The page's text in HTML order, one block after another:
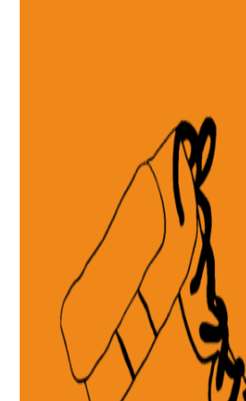
Ce niveau s’adresse aux danseurs confirmés,
Vous avez participé à des ateliers et
compétitions. Vous allez danser fréquente ment,
confortable a tous les tempos. Vous êtes capable
Votre connexion est solide et vous utilisez
d’enrichir votre danse avec des
Vous appréciez le rythme, la syncope et la
Dans ce niveau nos professeurs feront leur
merveilleux monde de la musicalité et de